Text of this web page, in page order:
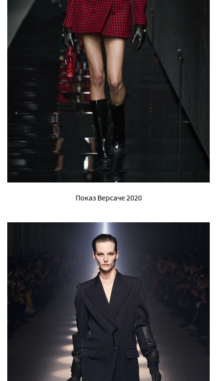
Показ Версаче 2020